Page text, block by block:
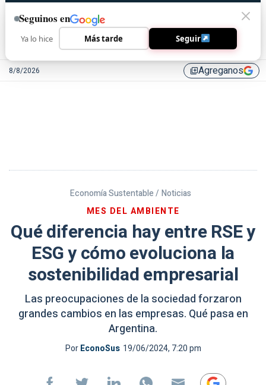
8/8/2026 library_addAgreganos
Economía Sustentable / Noticias
MES DEL AMBIENTE
Qué diferencia hay entre RSE y
ESG y cómo evoluciona la
sostenibilidad empresarial
Las preocupaciones de la sociedad forzaron
grandes cambios en las empresas. Qué pasa en
Argentina.
PorEconoSus 19/06/2024, 7:20 pm
Seguinos en
Ya lo hice Más tarde Seguir